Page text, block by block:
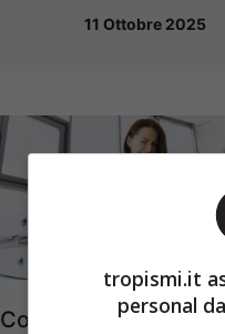
11 Ottobre 2025
Con soli 300 euro
tropismi.it
personal